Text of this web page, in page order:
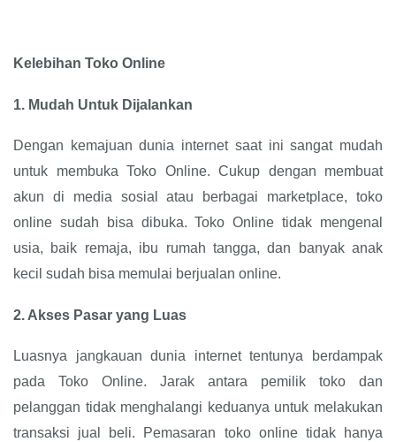
Kelebihan Toko Online
1. Mudah Untuk Dijalankan
Dengan kemajuan dunia internet saat ini sangat mudah
untuk membuka Toko Online. Cukup dengan membuat
akun di media sosial atau berbagai marketplace, toko
online sudah bisa dibuka. Toko Online tidak mengenal
usia, baik remaja, ibu rumah tangga, dan banyak anak
kecil sudah bisa memulai berjualan online.
2. Akses Pasar yang Luas
Luasnya jangkauan dunia internet tentunya berdampak
pada Toko Online. Jarak antara pemilik toko dan
pelanggan tidak menghalangi keduanya untuk melakukan
transaksi jual beli. Pemasaran toko online tidak hanya